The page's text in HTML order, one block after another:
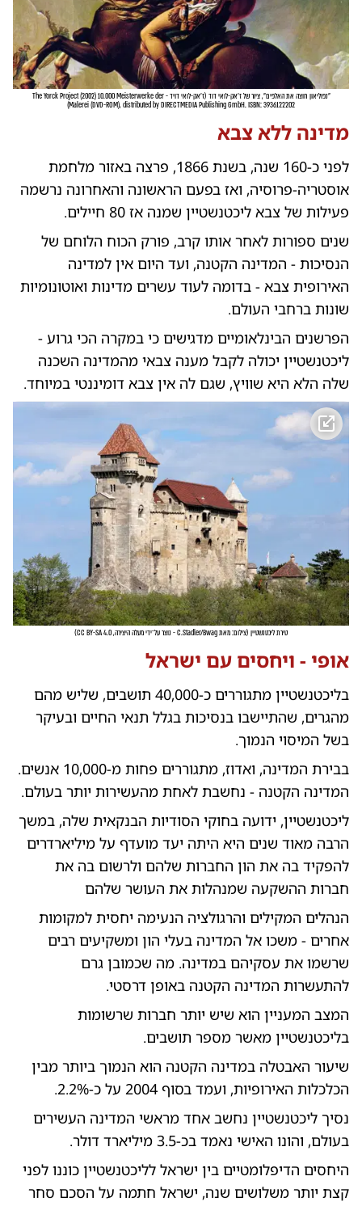
"נפוליאון חוצה את האלפים", ציור של ז'אק-לואי דוד ( ז'אק-לואי דויד - The Yorck Project (2002) 10.000 Meisterwerke der
Malerei (DVD-ROM), distributed by DIRECTMEDIA Publishing GmbH. ISBN: 3936122202
)
מדינה ללא צבא
לפני כ-160 שנה, בשנת 1866, פרצה באזור מלחמת
אוסטריה-פרוסיה, ואז בפעם הראשונה והאחרונה נרשמה
פעילות של צבא ליכטנשטיין שמנה אז 80 חיילים.
שנים ספורות לאחר אותו קרב, פורק הכוח הלוחם של
הנסיכות - המדינה הקטנה, ועד היום אין למדינה
האירופית צבא - בדומה לעוד עשרים מדינות ואוטונומיות
שונות ברחבי העולם.
הפרשנים הבינלאומיים מדגישים כי במקרה הכי גרוע -
ליכטנשטיין יכולה לקבל מענה צבאי מהמדינה השכנה
שלה הלא היא שוויץ, שגם לה אין צבא דומיננטי במיוחד.
טירת ליכטנשטיין (צילום: מאת C.Stadler/Bwag - נוצר על־ידי מעלה היצירה, CC BY-SA 4.0 )
אופי - ויחסים עם ישראל
בליכטנשטיין מתגוררים כ-40,000 תושבים, שליש מהם
מהגרים, שהתיישבו בנסיכות בגלל תנאי החיים ובעיקר
בשל המיסוי הנמוך.
בבירת המדינה, ואדוז, מתגוררים פחות מ-10,000 אנשים.
המדינה הקטנה - נחשבת לאחת מהעשירות יותר בעולם.
ליכטנשטיין, ידועה בחוקי הסודיות הבנקאית שלה, במשך
הרבה מאוד שנים היא היתה יעד מועדף על מיליארדרים
להפקיד בה את הון החברות שלהם ולרשום בה את
חברות ההשקעה שמנהלות את העושר שלהם
הנהלים המקילים והרגולציה הנעימה יחסית למקומות
אחרים - משכו אל המדינה בעלי הון ומשקיעים רבים
שרשמו את עסקיהם במדינה. מה שכמובן גרם
להתעשרות המדינה הקטנה באופן דרסטי.
המצב המעניין הוא שיש יותר חברות שרשומות
בליכטנשטיין מאשר מספר תושבים.
שיעור האבטלה במדינה הקטנה הוא הנמוך ביותר מבין
הכלכלות האירופיות, ועמד בסוף 2004 על כ-2.2%.
נסיך ליכטנשטיין נחשב אחד מראשי המדינה העשירים
בעולם, והונו האישי נאמד בכ-3.5 מיליארד דולר.
היחסים הדיפלומטיים בין ישראל לליכטנשטיין כוננו לפני
קצת יותר משלושים שנה, ישראל חתמה על הסכם סחר